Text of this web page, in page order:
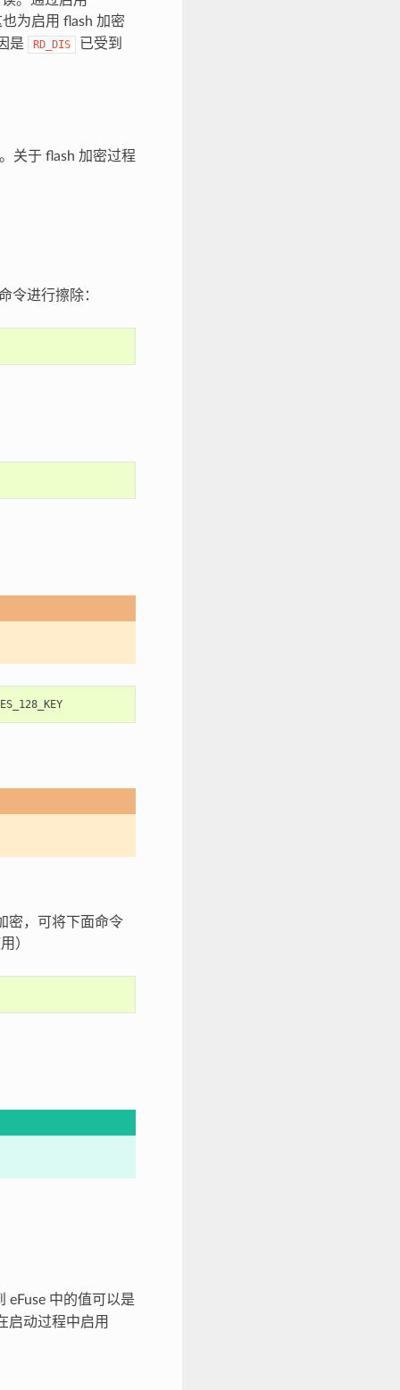
为启用 flash 加密
是
RD_DIS
已受到
关于 flash 加密过程
令进行擦除：
XTS_AES_128_KEY
密，可将下面命令
）
eFuse 中的值可以是
启动过程中启用